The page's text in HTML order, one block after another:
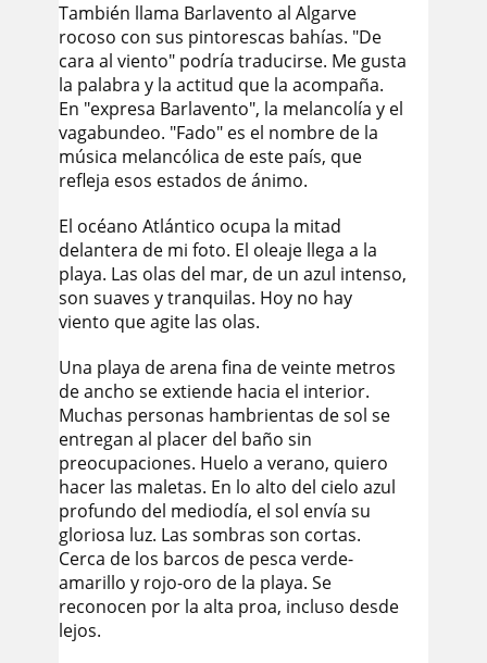
También llama Barlavento al Algarve
rocoso con sus pintorescas bahías. "De
cara al viento" podría traducirse. Me gusta
la palabra y la actitud que la acompaña.
En "expresa Barlavento", la melancolía y el
vagabundeo. "Fado" es el nombre de la
música melancólica de este país, que
refleja esos estados de ánimo.
El océano Atlántico ocupa la mitad
delantera de mi foto. El oleaje llega a la
playa. Las olas del mar, de un azul intenso,
son suaves y tranquilas. Hoy no hay
viento que agite las olas.
Una playa de arena fina de veinte metros
de ancho se extiende hacia el interior.
Muchas personas hambrientas de sol se
entregan al placer del baño sin
preocupaciones. Huelo a verano, quiero
hacer las maletas. En lo alto del cielo azul
profundo del mediodía, el sol envía su
gloriosa luz. Las sombras son cortas.
Cerca de los barcos de pesca verde-
amarillo y rojo-oro de la playa. Se
reconocen por la alta proa, incluso desde
lejos.